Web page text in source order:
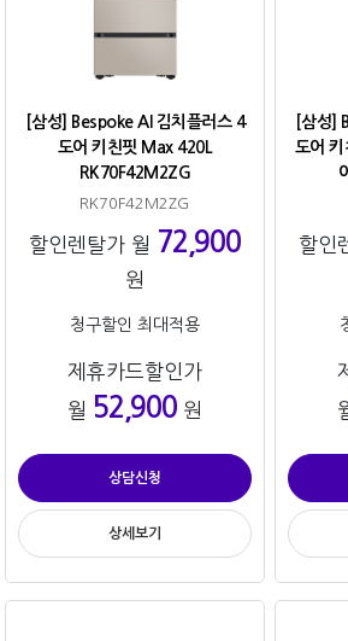
[삼성] Bespoke AI 김치플러스 4
도어 키친핏 Max 420L
RK70F42M2ZG
RK70F42M2ZG
할인렌탈가 월 72,900
원
청구할인 최대적용
제휴카드할인가
월 52,900원
상담신청
상세보기
[삼성]
도어
할인